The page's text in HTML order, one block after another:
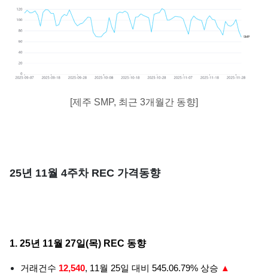
[제주 SMP, 최근 3개월간 동향]
25년 11월 4주차 REC 가격동향
1. 25년 11월 27일(목) REC 동향
거래건수 12,540, 11월 25일 대비 545.06.79% 상승 ▲